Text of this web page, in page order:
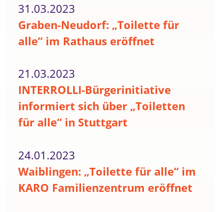
31.03.2023
Graben-Neudorf: „Toilette für
alle“ im Rathaus eröffnet
21.03.2023
INTERROLLI-Bürgerinitiative
informiert sich über „Toiletten
für alle“ in Stuttgart
24.01.2023
Waiblingen: „Toilette für alle“ im
KARO Familienzentrum eröffnet